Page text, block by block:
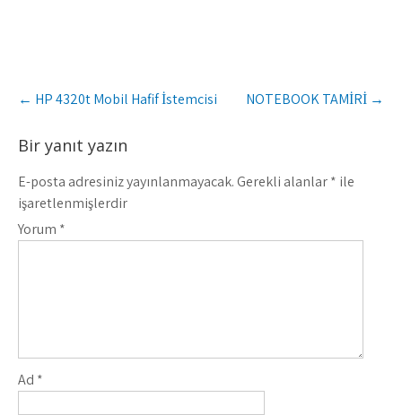
Post
navigation
← HP 4320t Mobil Hafif İstemcisi NOTEBOOK TAMİRİ →
Bir yanıt yazın
E-posta adresiniz yayınlanmayacak.Gerekli alanlar* ile
işaretlenmişlerdir
Yorum *
Ad *